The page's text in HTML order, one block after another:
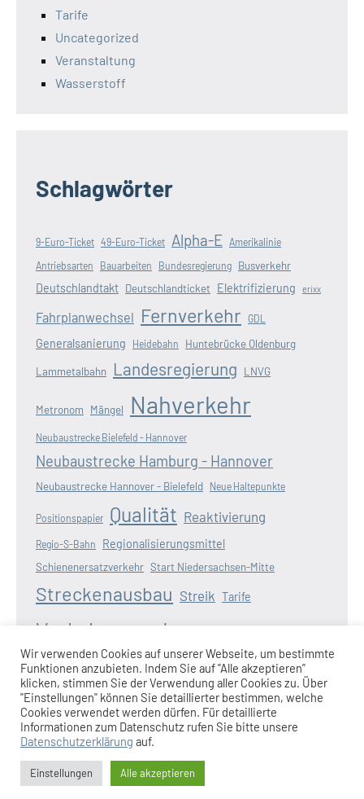
Tarife
Uncategorized
Veranstaltung
Wasserstoff
Schlagwörter
9-Euro-Ticket 49-Euro-Ticket Alpha-E Amerikalinie
Antriebsarten Bauarbeiten Bundesregierung Busverkehr
Deutschlandtakt Deutschlandticket Elektrifizierung erixx
Fahrplanwechsel Fernverkehr GDL
Generalsanierung Heidebahn Huntebrücke Oldenburg
Lammetalbahn Landesregierung LNVG
Metronom Mängel Nahverkehr
Neubaustrecke Bielefeld - Hannover
Neubaustrecke Hamburg - Hannover
Neubaustrecke Hannover - Bielefeld Neue Haltepunkte
Positionspapier Qualität Reaktivierung
Regio-S-Bahn Regionalisierungsmittel
Schienenersatzverkehr Start Niedersachsen-Mitte
Streckenausbau Streik Tarife
Verkehrswende
Weserbahn Wunderline Zugangebot Zugausfälle
Impressum|Datenschutzerklärung|Anmeldung am
Redaktionssystem
Wir verwenden Cookies auf unserer Webseite, um bestimmte
Funktionen anzubieten. Indem Sie auf "Alle akzeptieren”
klicken, stimmen Sie der Verwendung aller Cookies zu. Über
"Einstellungen" können Sie detaillierter bestimmen, welche
Cookies verwendet werden dürfen. Für detaillierte
Informationen zum Datenschutz rufen Sie bitte unsere
Datenschutzerklärung auf.
Einstellungen Alle akzeptieren